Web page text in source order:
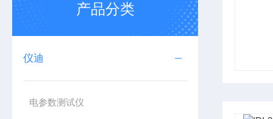
产品分类
仪迪
电参数测试仪